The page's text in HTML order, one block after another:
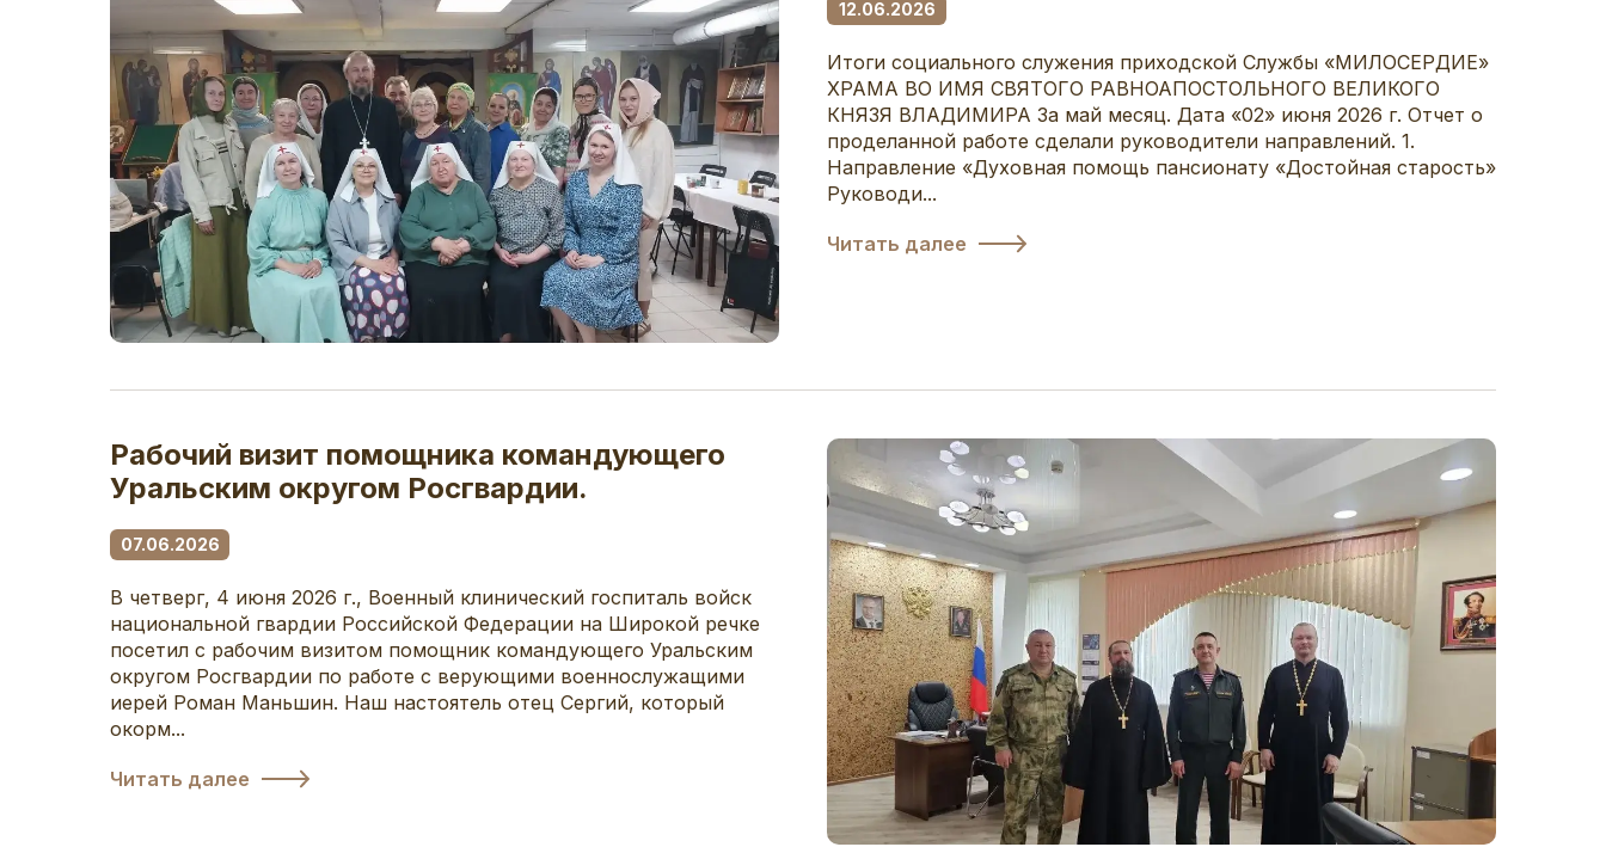
12.06.2026
Итоги социального служения приходской Службы «МИЛОСЕРДИЕ»
ХРАМА ВО ИМЯ СВЯТОГО РАВНОАПОСТОЛЬНОГО ВЕЛИКОГО
КНЯЗЯ ВЛАДИМИРА За май месяц. Дата «02» июня 2026 г. Отчет о
проделанной работе сделали руководители направлений. 1.
Направление «Духовная помощь пансионату «Достойная старость»
Руководи...
Читать далее
Рабочий визит помощника командующего
Уральским округом Росгвардии.
07.06.2026
В четверг, 4 июня 2026 г., Военный клинический госпиталь войск
национальной гвардии Российской Федерации на Широкой речке
посетил с рабочим визитом помощник командующего Уральским
округом Росгвардии по работе с верующими военнослужащими
иерей Роман Маньшин. Наш настоятель отец Сергий, который
окорм...
Читать далее